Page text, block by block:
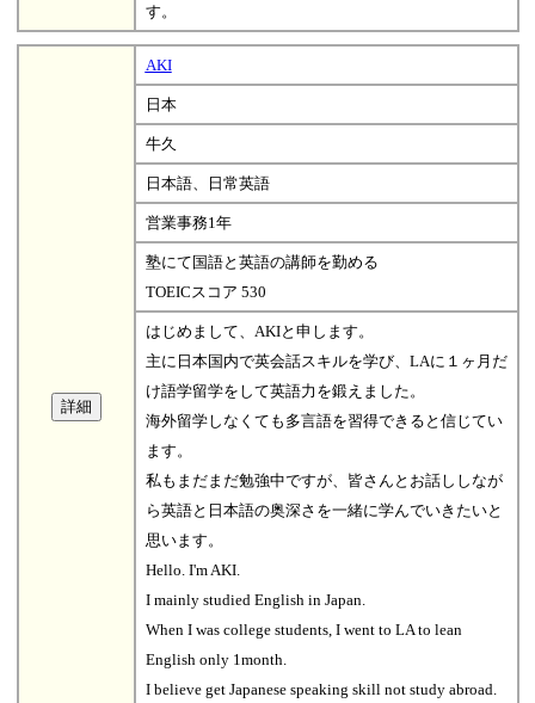
す。
AKI
日本
牛久
日本語、日常英語
営業事務1年
塾にて国語と英語の講師を勤める
TOEICスコア 530
はじめまして、AKIと申します。
主に日本国内で英会話スキルを学び、LAに１ヶ月だ
け語学留学をして英語力を鍛えました。
海外留学しなくても多言語を習得できると信じてい
ます。
私もまだまだ勉強中ですが、皆さんとお話ししなが
ら英語と日本語の奥深さを一緒に学んでいきたいと
思います。
Hello. I'm AKI.
I mainly studied English in Japan.
When I was college students, I went to LA to lean
English only 1month.
I believe get Japanese speaking skill not study abroad.